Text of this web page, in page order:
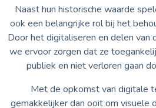
Naast hun historische waarde
ook een belangrijke rol bij het
Door het digitaliseren en delen van
we ervoor zorgen dat ze
publiek en niet verloren gaan
Met de opkomst van digitale
gemakkelijker dan ooit om visuele